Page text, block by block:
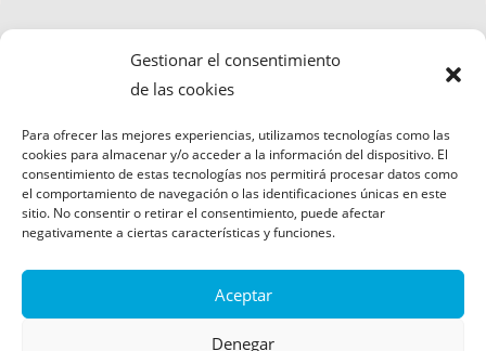
Gestionar el consentimiento
de las cookies
Para ofrecer las mejores experiencias, utilizamos tecnologías como las
cookies para almacenar y/o acceder a la información del dispositivo. El
consentimiento de estas tecnologías nos permitirá procesar datos como
el comportamiento de navegación o las identificaciones únicas en este
sitio. No consentir o retirar el consentimiento, puede afectar
negativamente a ciertas características y funciones.
Aceptar
Denegar